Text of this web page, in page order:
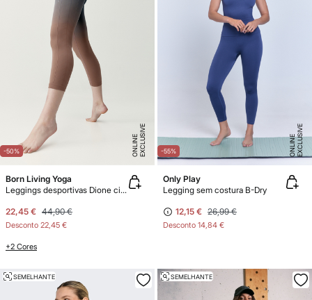
-50% E
X
C
L
U
SI
V
E
O
N
LI
N
E
Born Living Yoga
Leggings desportivas Dione cinzentas e castanhas
22,45 € 44,90 €
Desconto 22,45 €
+2 Cores
-55% E
X
C
L
U
SI
V
E
O
N
LI
N
E
Only Play
Legging sem costura B-Dry
12,15 € 26,99 €
Desconto 14,84 €
SEMELHANTE SEMELHANTE